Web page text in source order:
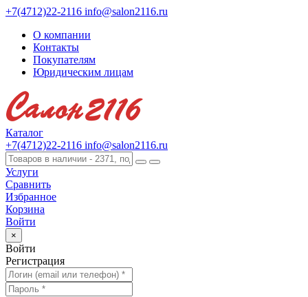
+7(4712)22-2116 info@salon2116.ru
О компании
Контакты
Покупателям
Юридическим лицам
Каталог
+7(4712)22-2116 info@salon2116.ru
Услуги
Сравнить
Избранное
Корзина
Войти
×
Войти
Регистрация